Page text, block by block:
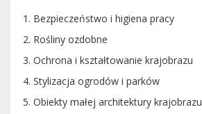
Bezpieczeństwo i higiena pracy
Rośliny ozdobne
Ochrona i kształtowanie krajobrazu
Stylizacja ogrodów i parków
Obiekty małej architektury krajobrazu